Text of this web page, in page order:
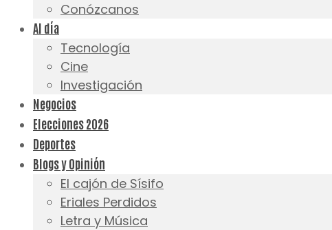
Conózcanos
Al día
Tecnología
Cine
Investigación
Negocios
Elecciones 2026
Deportes
Blogs y Opinión
El cajón de Sísifo
Eriales Perdidos
Letra y Música